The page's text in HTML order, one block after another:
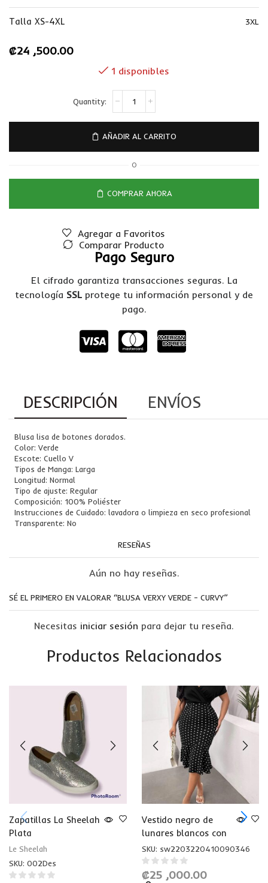
Talla XS-4XL 3XL
₡24 ,500.00
1 disponibles
AÑADIR AL CARRITO
O
COMPRAR AHORA
Agregar a Favoritos
Comparar Producto
Pago Seguro
El cifrado garantiza transacciones seguras. La
tecnología SSL protege tu información personal y de
pago.
DESCRIPCIÓN ENVÍOS
Blusa lisa de botones dorados.
Color: Verde
Escote: Cuello V
Tipos de Manga: Larga
Longitud: Normal
Tipo de ajuste: Regular
Composición: 100% Poliéster
Instrucciones de Cuidado: lavadora o limpieza en seco profesional
Transparente: No
RESEÑAS
Aún no hay reseñas.
SÉ EL PRIMERO EN VALORAR “BLUSA VERXY VERDE – CURVY”
Necesitas iniciar sesión para dejar tu reseña.
Productos Relacionados
Zapatillas La Sheelah
Plata
Le Sheelah
SKU: 002Des
Vestido negro de
lunares blancos con
hombros
descubiertos, corte
sirena
SKU: sw2203220410090346
₡25 ,000.00